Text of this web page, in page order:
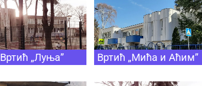
Вртић „Луња” Вртић „Мића и Аћим”